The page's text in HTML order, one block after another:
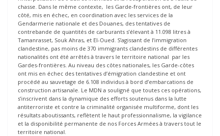
chasse. Dans le même contexte, les Garde-frontières ont, de leur
côté, mis en échec, en coordination avec les services de la
Gendarmerie nationale et des Douanes, des tentatives de
contrebande de quantités de carburants s’élevant à 11.098 litres à
Tamanrasset, Souk Ahras, et El-Oued. S’agissant de l’immigration
clandestine, pas moins de 370 immigrants clandestins de différentes
nationalités ont été arrêtés à travers le territoire national par les
Gardes-frontières. Au niveau des côtes nationales, les Garde-côtes
ont mis en échec des tentatives d’émigration clandestine et ont
procédé au sauvetage de 6.108 individus à bord d’embarcations de
construction artisanale. Le MDN a souligné que toutes ces opérations,
s’inscrivent dans la dynamique des efforts soutenus dans la lutte
antiterroriste et contre la criminalité organisée multiforme, dont les
résultats aboutissants, reflètent le haut professionnalisme, la vigilance
et la disponibilité permanente de nos Forces Armées à travers tout le
territoire national.